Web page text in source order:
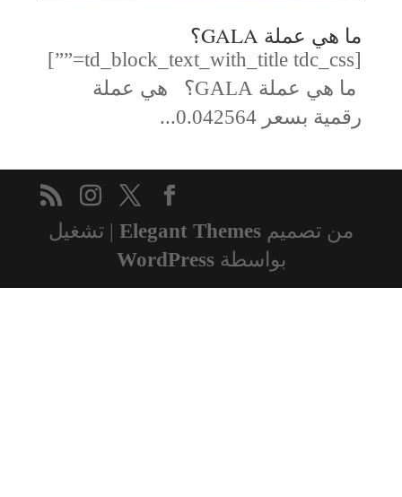
ما هي عملة GALA؟
[td_block_text_with_title tdc_css=””]
ما هي عملة GALA؟ هي عملة
رقمية بسعر 0.042564...
من تصميم Elegant Themes | تشغيل
بواسطةWordPress